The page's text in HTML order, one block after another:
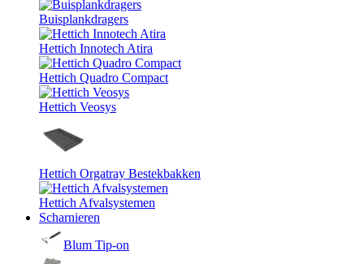
Buisplankdragers
Hettich Innotech Atira
Hettich Quadro Compact
Hettich Veosys
Hettich Orgatray Bestekbakken
Hettich Afvalsystemen
Scharnieren
Blum Tip-on